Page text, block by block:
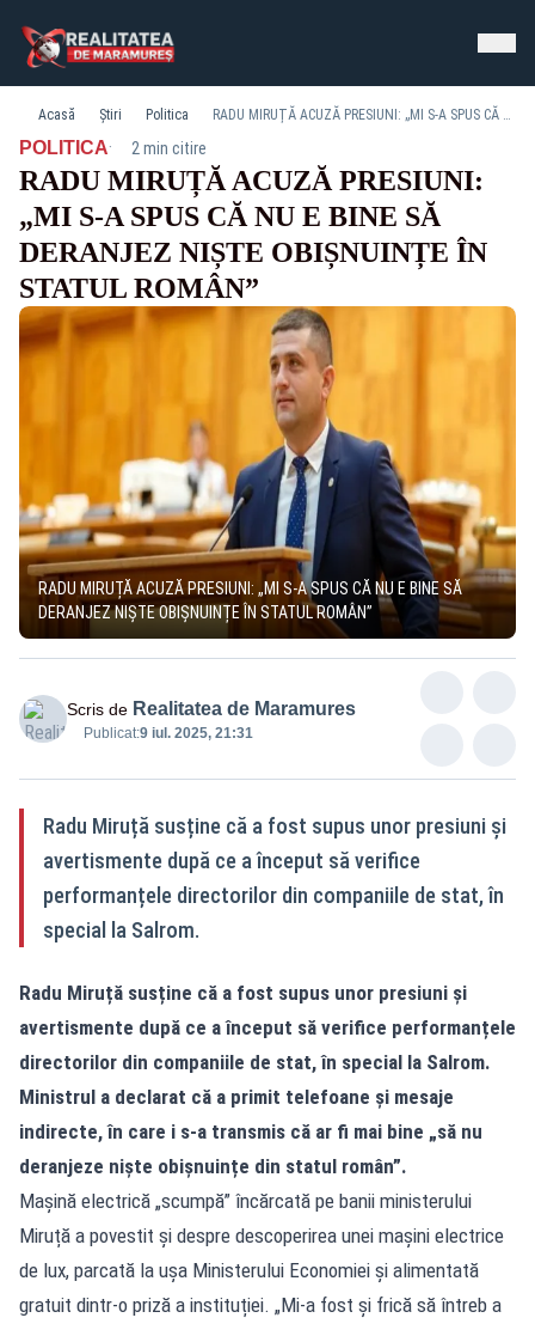
Acasă Știri Politica RADU MIRUȚĂ ACUZĂ PRESIUNI: „MI S-A SPUS CĂ NU E BINE SĂ DERANJEZ NIȘTE OBIȘNUINȚE ÎN STATUL ROMÂN”
POLITICA· 2 min citire
RADU MIRUȚĂ ACUZĂ PRESIUNI:
„MI S-A SPUS CĂ NU E BINE SĂ
DERANJEZ NIȘTE OBIȘNUINȚE ÎN
STATUL ROMÂN”
RADU MIRUȚĂ ACUZĂ PRESIUNI: „MI S-A SPUS CĂ NU E BINE SĂ
DERANJEZ NIȘTE OBIȘNUINȚE ÎN STATUL ROMÂN”
Scris de Realitatea de Maramures
Publicat:9 iul. 2025, 21:31
Radu Miruță susține că a fost supus unor presiuni și
avertismente după ce a început să verifice
performanțele directorilor din companiile de stat, în
special la Salrom.
Radu Miruță susține că a fost supus unor presiuni și
avertismente după ce a început să verifice performanțele
directorilor din companiile de stat, în special la Salrom.
Ministrul a declarat că a primit telefoane și mesaje
indirecte, în care i s-a transmis că ar fi mai bine „să nu
deranjeze niște obișnuințe din statul român”.
Mașină electrică „scumpă” încărcată pe banii ministerului
Miruță a povestit și despre descoperirea unei mașini electrice
de lux, parcată la ușa Ministerului Economiei și alimentată
gratuit dintr-o priză a instituției. „Mi-a fost și frică să întreb a